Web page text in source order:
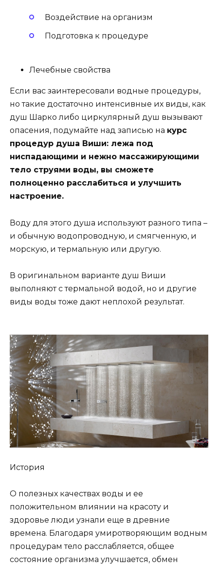
Воздействие на организм
Подготовка к процедуре
Лечебные свойства
Если вас заинтересовали водные процедуры,
но такие достаточно интенсивные их виды, как
душ Шарко либо циркулярный душ вызывают
опасения, подумайте над записью на курс
процедур душа Виши: лежа под
ниспадающими и нежно массажирующими
тело струями воды, вы сможете
полноценно расслабиться и улучшить
настроение.
Воду для этого душа используют разного типа –
и обычную водопроводную, и смягченную, и
морскую, и термальную или другую.
В оригинальном варианте душ Виши
выполняют с термальной водой, но и другие
виды воды тоже дают неплохой результат.
История
О полезных качествах воды и ее
положительном влиянии на красоту и
здоровье люди узнали еще в древние
времена. Благодаря умиротворяющим водным
процедурам тело расслабляется, общее
состояние организма улучшается, обмен